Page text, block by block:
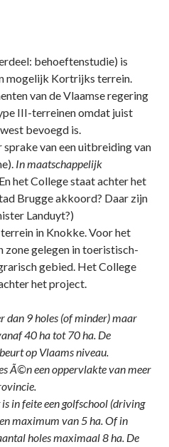
behoeftenstudie) is
mogelijk Kortrijks terrein.
van de Vlaamse regering
III-terreinen omdat juist
bevoegd is.
van een uitbreiding van
In maatschappelijk
En het College staat achter het
Brugge akkoord? Daar zijn
Landuyt?)
terrein in Knokke. Voor het
zone gelegen in toeristisch-
gebied. Het College
het project.
dan 9 holes (of minder) maar
40 ha tot 70 ha. De
op Vlaams niveau.
Ã©n een oppervlakte van meer
in feite een golfschool (driving
maximum van 5 ha. Of in
holes maximaal 8 ha. De